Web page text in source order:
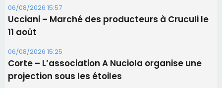
06/08/2026 15:04
Alata - Soirée Tango Argentin au stade de San
Benedetto
05/08/2026 09:53
Biguglia : messe de la Sainte-Marie et
procession le 14 août